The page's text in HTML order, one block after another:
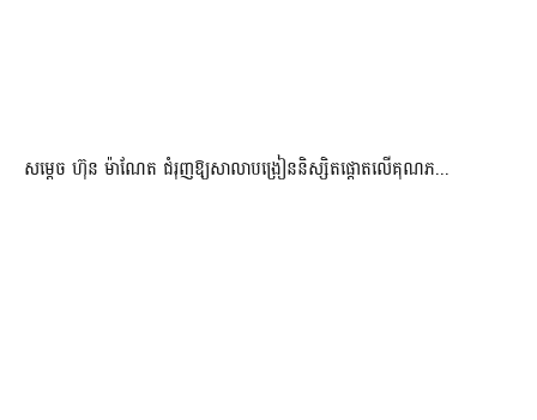
សម្តេច ហ៊ុន ម៉ាណែត ជំរុញឱ្យសាលាបង្រៀននិស្សិតផ្តោតលើគុណភ...